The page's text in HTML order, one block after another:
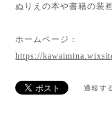
ぬりえの本や書籍の装
ホームページ：
https://
通報す